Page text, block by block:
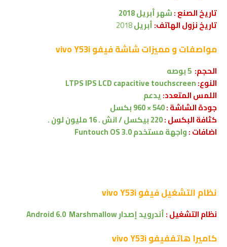
تاريخ الصنع :شهرأبريل
تاريخ نزول الهاتف:أبريل2018
مواصفات و مميزات شاشةفيفو vivo Y53i
الحجم:
النوع:LTPS IPS LCD capacitive touchscreen
اللمس المتعدد:يدعم
جودة الشاشة :540 × 960 بكسل
كثافة البكسل :220 بيكسل / انش . 16 مليون لون .
اضافات :واجهة مستخدمFuntouch OS 3.0
نظام التشغيلفيفو vivo Y53i
نظام التشغيل :أندرويد إصدارAndroid 6.0 Marshmallow
كاميرا هاتففيفو vivo Y53i